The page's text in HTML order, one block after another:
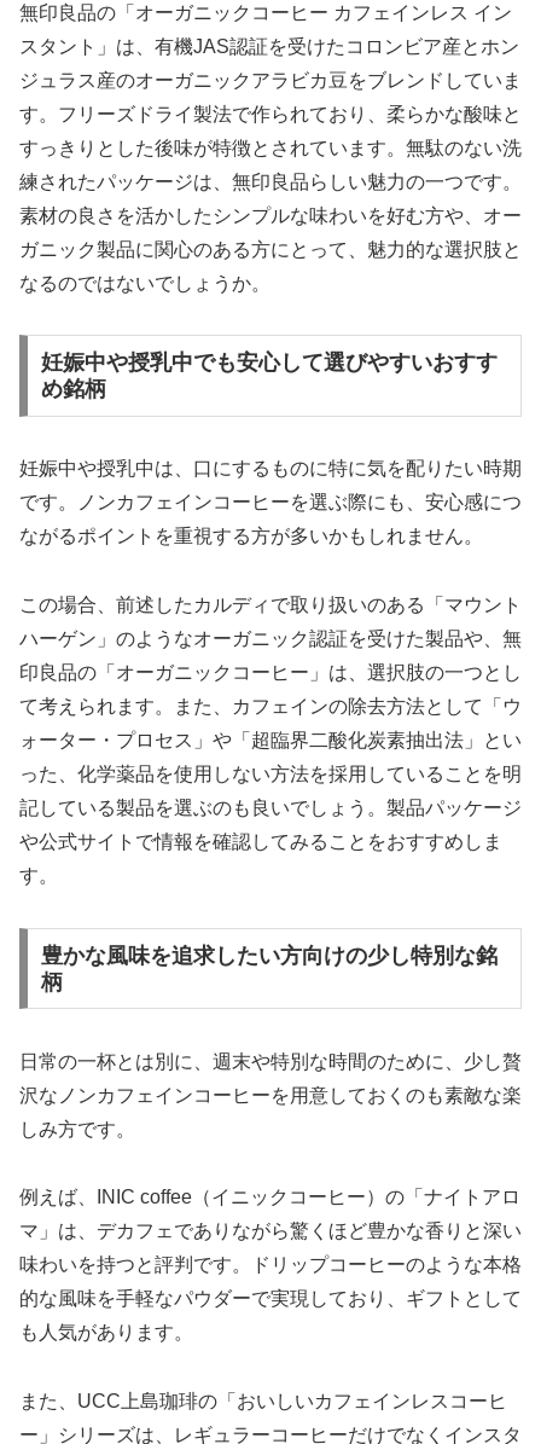
無印良品の「オーガニックコーヒー カフェインレス イン
スタント」は、有機JAS認証を受けたコロンビア産とホン
ジュラス産のオーガニックアラビカ豆をブレンドしていま
す。フリーズドライ製法で作られており、柔らかな酸味と
すっきりとした後味が特徴とされています。無駄のない洗
練されたパッケージは、無印良品らしい魅力の一つです。
素材の良さを活かしたシンプルな味わいを好む方や、オー
ガニック製品に関心のある方にとって、魅力的な選択肢と
なるのではないでしょうか。
妊娠中や授乳中でも安心して選びやすいおすす
め銘柄
妊娠中や授乳中は、口にするものに特に気を配りたい時期
です。ノンカフェインコーヒーを選ぶ際にも、安心感につ
ながるポイントを重視する方が多いかもしれません。
この場合、前述したカルディで取り扱いのある「マウント
ハーゲン」のようなオーガニック認証を受けた製品や、無
印良品の「オーガニックコーヒー」は、選択肢の一つとし
て考えられます。また、カフェインの除去方法として「ウ
ォーター・プロセス」や「超臨界二酸化炭素抽出法」とい
った、化学薬品を使用しない方法を採用していることを明
記している製品を選ぶのも良いでしょう。製品パッケージ
や公式サイトで情報を確認してみることをおすすめしま
す。
豊かな風味を追求したい方向けの少し特別な銘
柄
日常の一杯とは別に、週末や特別な時間のために、少し贅
沢なノンカフェインコーヒーを用意しておくのも素敵な楽
しみ方です。
例えば、INIC coffee（イニックコーヒー）の「ナイトアロ
マ」は、デカフェでありながら驚くほど豊かな香りと深い
味わいを持つと評判です。ドリップコーヒーのような本格
的な風味を手軽なパウダーで実現しており、ギフトとして
も人気があります。
また、UCC上島珈琲の「おいしいカフェインレスコーヒ
ー」シリーズは、レギュラーコーヒーだけでなくインスタ